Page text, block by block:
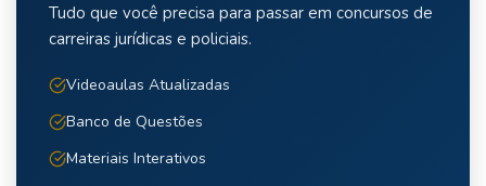
Tudo que você precisa para passar em concursos de
carreiras jurídicas e policiais.
Videoaulas Atualizadas
Banco de Questões
Materiais Interativos